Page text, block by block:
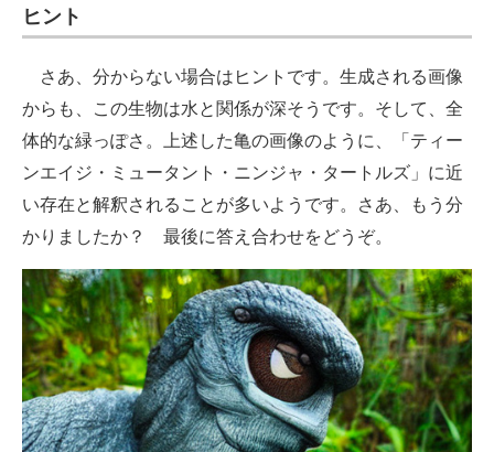
ヒント
さあ、分からない場合はヒントです。生成される画像
からも、この生物は水と関係が深そうです。そして、全
体的な緑っぽさ。上述した亀の画像のように、「ティー
ンエイジ・ミュータント・ニンジャ・タートルズ」に近
い存在と解釈されることが多いようです。さあ、もう分
かりましたか？ 最後に答え合わせをどうぞ。